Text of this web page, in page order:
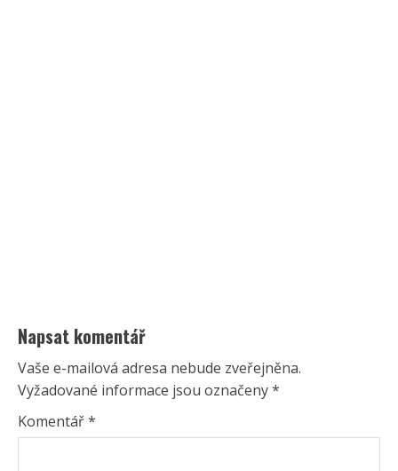
Napsat komentář
Vaše e-mailová adresa nebude zveřejněna.
Vyžadované informace jsou označeny*
Komentář*